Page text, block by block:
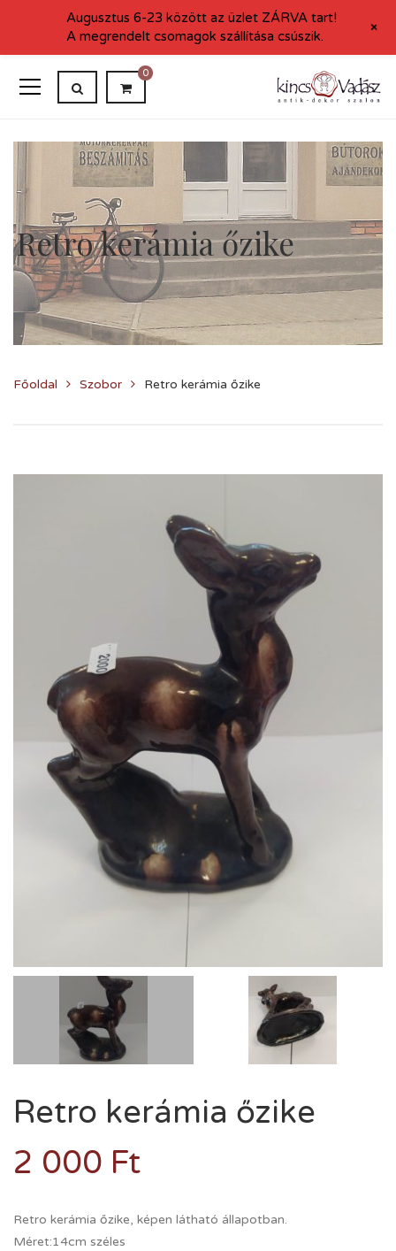
0
Retro kerámia őzike
Főoldal Szobor Retro kerámia őzike
Retro kerámia őzike
2 000 Ft
Retro kerámia őzike, képen látható állapotban.
Méret:14cm széles
Augusztus 6-23 között az üzlet ZÁRVA tart!
A megrendelt csomagok szállítása csúszik.
+